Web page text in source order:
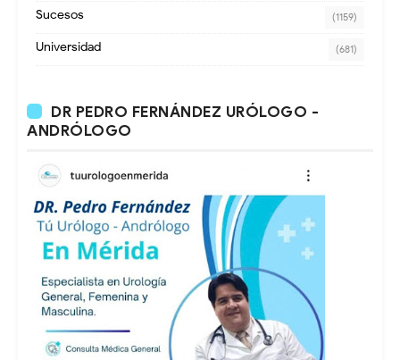
Sucesos (1159)
Universidad (681)
DR PEDRO FERNÁNDEZ URÓLOGO -
ANDRÓLOGO